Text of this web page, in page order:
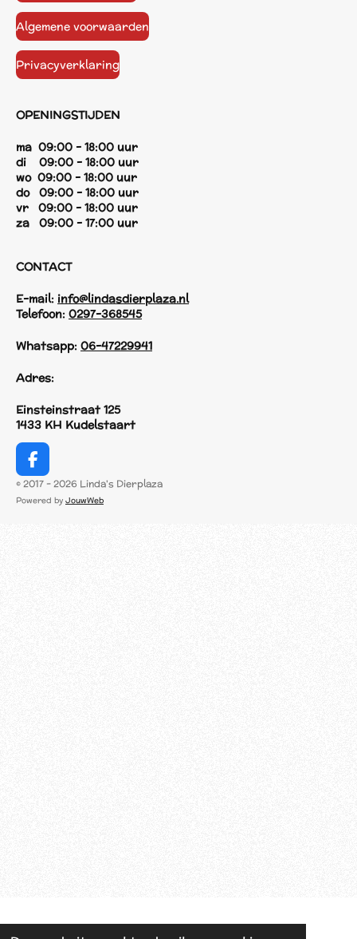
Algemene voorwaarden
Privacyverklaring
OPENINGSTIJDEN
ma 09:00 - 18:00 uur
di 09:00 - 18:00 uur
wo 09:00 - 18:00 uur
do 09:00 - 18:00 uur
vr 09:00 - 18:00 uur
za 09:00 - 17:00 uur
CONTACT
E-mail: info@lindasdierplaza.nl
Telefoon: 0297-368545
Whatsapp: 06-47229941
Adres:
Einsteinstraat 125
1433 KH Kudelstaart
F
a
c
© 2017 - 2026 Linda's Dierplaza
Powered by JouwWeb